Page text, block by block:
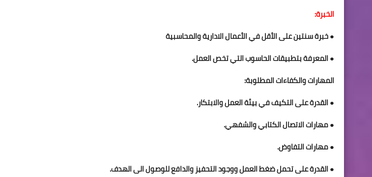
الخبرة:
● خبرة سنتين على الأقل في الأعمال الادارية والمحاسبية
● المعرفة بتطبيقات الحاسوب التي تخص العمل.
المهارات والكفاءات المطلوبة:
● القدرة على التكيف في بيئة العمل والابتكار.
● مهارات الاتصال الكتابي والشفهي.
● مهارات التفاوض.
● القدرة على تحمل ضغط العمل ووجود التحفيز والدافع للوصول الى الهدف.